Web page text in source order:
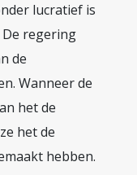
lucratief is
regering
de
Wanneer de
het de
het de
hebben.